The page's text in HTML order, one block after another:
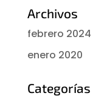
Archivos
febrero 2024
enero 2020
Categorías